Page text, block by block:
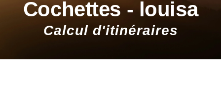
Cochettes - louisa
Calcul d'itinéraires